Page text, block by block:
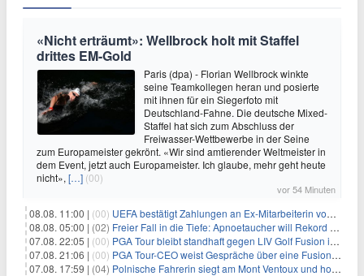
«Nicht erträumt»: Wellbrock holt mit Staffel
drittes EM-Gold
Paris (dpa) - Florian Wellbrock winkte
seine Teamkollegen heran und posierte
mit ihnen für ein Siegerfoto mit
Deutschland-Fahne. Die deutsche Mixed-
Staffel hat sich zum Abschluss der
Freiwasser-Wettbewerbe in der Seine
zum Europameister gekrönt. «Wir sind amtierender Weltmeister in
dem Event, jetzt auch Europameister. Ich glaube, mehr geht heute
nicht», […] (00)
vor 54 Minuten
08.08. 11:00 | (00) UEFA bestätigt Zahlungen an Ex-Mitarbeiterin von Infantino
08.08. 05:00 | (02) Freier Fall in die Tiefe: Apnoetaucher will Rekord brechen
07.08. 22:05 | (00) PGA Tour bleibt standhaft gegen LIV Golf Fusion in einem sich wandelnden Sportumfeld
07.08. 21:06 | (00) PGA Tour-CEO weist Gespräche über eine Fusion mit LIV Golf zurück und bekräftigt die Wettbewerbslandschaft
07.08. 17:59 | (04) Polnische Fahrerin siegt am Mont Ventoux und holt Tour-Gelb